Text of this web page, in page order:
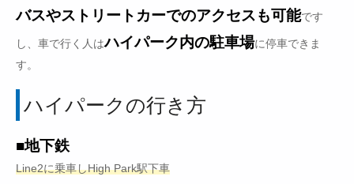
バスやストリートカーでのアクセスも可能です
し、車で行く人はハイパーク内の駐車場に停車できま
す。
ハイパークの行き方
■地下鉄
Line2に乗車しHigh Park駅下車